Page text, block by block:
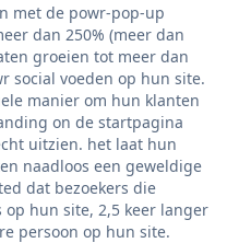
met de powr-pop-up
dan 250% (meer dan
groeien tot meer dan
social voeden op hun site.
manier om hun klanten
on de startpagina
uitzien. het laat hun
naadloos een geweldige
dat bezoekers die
hun site, 2,5 keer langer
persoon op hun site.